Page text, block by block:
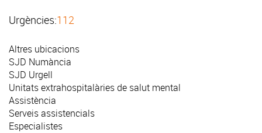
Urgències:112
Altres ubicacions
SJD Numància
SJD Urgell
Unitats extrahospitalàries de salut mental
Assistència
Serveis assistencials
Especialistes